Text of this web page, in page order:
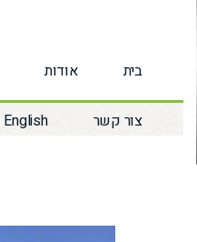
בית אודות
צור קשר English